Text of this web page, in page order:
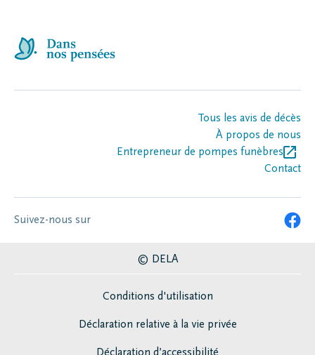
Tous les avis de décès
À propos de nous
Entrepreneur de pompes funèbres
Contact
Suivez-nous sur
© DELA
Conditions d'utilisation
Déclaration relative à la vie privée
Déclaration d’accessibilité